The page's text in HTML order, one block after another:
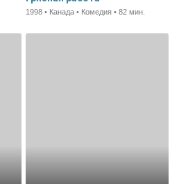
1998 • Канада • Комедия • 82 мин.